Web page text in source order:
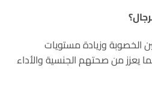
الخصوبة وزيادة مستويات
يعزز من صحتهم الجنسية والأداء